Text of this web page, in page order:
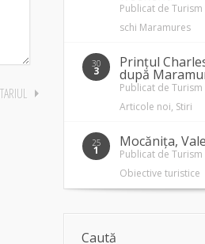
Publicat de Turism
schi Maramures
30
3
Prințul
după
Publicat de Turism
Articole noi, Stiri
25
1
Mocănița,
Publicat de Turism
Obiective turistice
Caută